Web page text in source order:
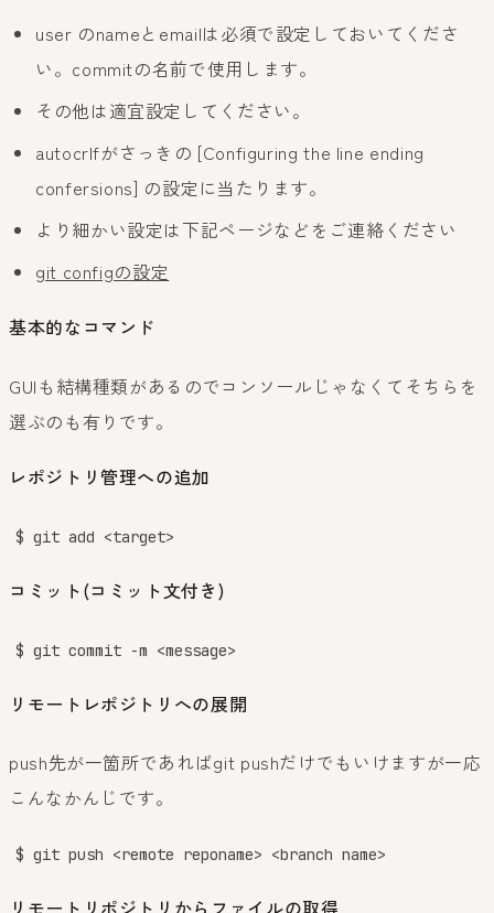
user のnameとemailは必須で設定しておいてくださ
い。commitの名前で使用します。
その他は適宜設定してください。
autocrlfがさっきの [Configuring the line ending
confersions] の設定に当たります。
より細かい設定は下記ページなどをご連絡ください
git configの設定
基本的なコマンド
GUIも結構種類があるのでコンソールじゃなくてそちらを
選ぶのも有りです。
レポジトリ管理への追加
$ git add <target>
コミット(コミット文付き)
$ git commit -m <message>
リモートレポジトリへの展開
push先が一箇所であればgit pushだけでもいけますが一応
こんなかんじです。
$ git push <remote reponame> <branch name>